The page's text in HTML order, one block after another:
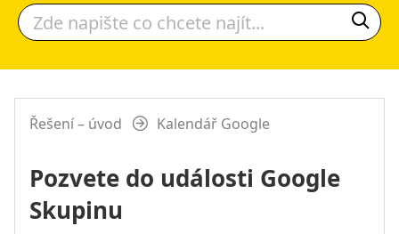
Řešení – úvod Kalendář Google
Pozvete do události Google
Skupinu